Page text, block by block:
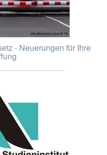
- Neuerungen für Ihre